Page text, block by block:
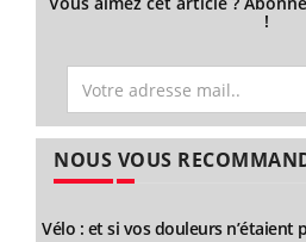
!
NOUS VOUS
Vélo : et si vos douleurs n’étaient